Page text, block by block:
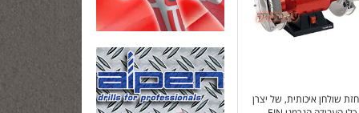
שולחן איכותית, של יצרן